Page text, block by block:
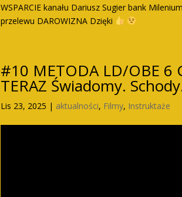
WSPARCIE kanału Dariusz Sugier bank
przelewu DAROWIZNA Dzięki
#10 METODA LD/OBE 6
TERAZ Świadomy.
Lis 23, 2025 | aktualności, Filmy, Instruktaże